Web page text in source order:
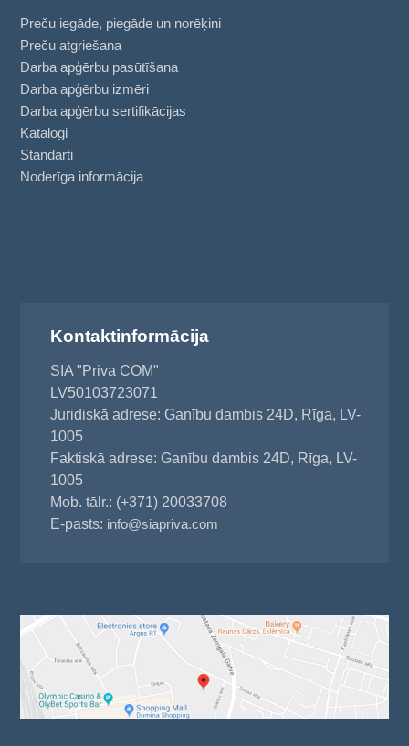
Preču iegāde, piegāde un norēķini
Preču atgriešana
Darba apģērbu pasūtīšana
Darba apģērbu izmēri
Darba apģērbu sertifikācijas
Katalogi
Standarti
Noderīga informācija
Kontaktinformācija
SIA "Priva COM"
LV50103723071
Juridiskā adrese: Ganību dambis 24D, Rīga, LV-
1005
Faktiskā adrese: Ganību dambis 24D, Rīga, LV-
1005
Mob. tālr.: (+371) 20033708
E-pasts: info@siapriva.com